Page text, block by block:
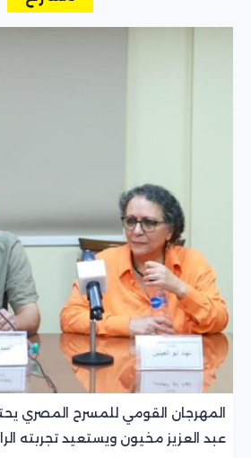
المهرجان القومي للمسرح المصري
عبد العزيز مخيون ويستعيد تجربته